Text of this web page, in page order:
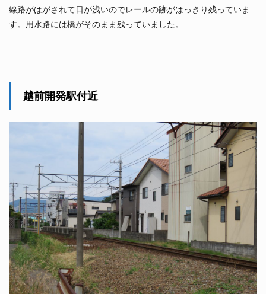
線路がはがされて日が浅いのでレールの跡がはっきり残っていま
す。用水路には橋がそのまま残っていました。
越前開発駅付近